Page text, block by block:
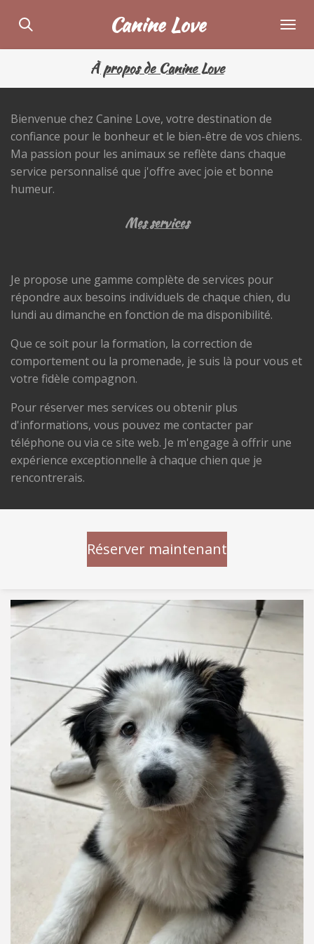
Passer
contenu
Canine Love
À propos de Canine Love
Bienvenue chez Canine Love, votre destination de
confiance pour le bonheur et le bien-être de vos chiens.
Ma passion pour les animaux se reflète dans chaque
service personnalisé que j'offre avec joie et bonne
humeur.
Mes services
Je propose une gamme complète de services pour
répondre aux besoins individuels de chaque chien, du
lundi au dimanche en fonction de ma disponibilité.
Que ce soit pour la formation, la correction de
comportement ou la promenade, je suis là pour vous et
votre fidèle compagnon.
Pour réserver mes services ou obtenir plus
d'informations, vous pouvez me contacter par
téléphone ou via ce site web. Je m'engage à offrir une
expérience exceptionnelle à chaque chien que je
rencontrerais.
Réserver maintenant